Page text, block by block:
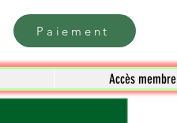
Paiement
Accès membre